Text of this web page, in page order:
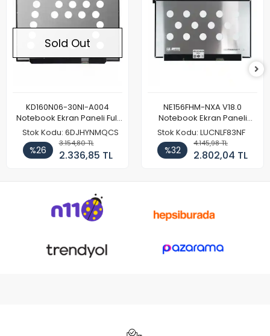
Sold Out
KD160N06-30NI-A004
Notebook Ekran Paneli Full
HD
Stok Kodu: 6DJHYNMQCS
%26
3.154,80 TL
2.336,85 TL
NE156FHM-NXA V18.0
Notebook Ekran Paneli
144Hz
Stok Kodu: LUCNLF83NF
%32
4.145,98 TL
2.802,04 TL